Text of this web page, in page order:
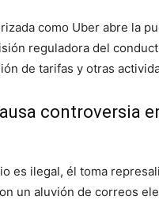
como Uber abre la
reguladora del
de tarifas y otras
controversia
es ilegal, él toma
un aluvión de correos